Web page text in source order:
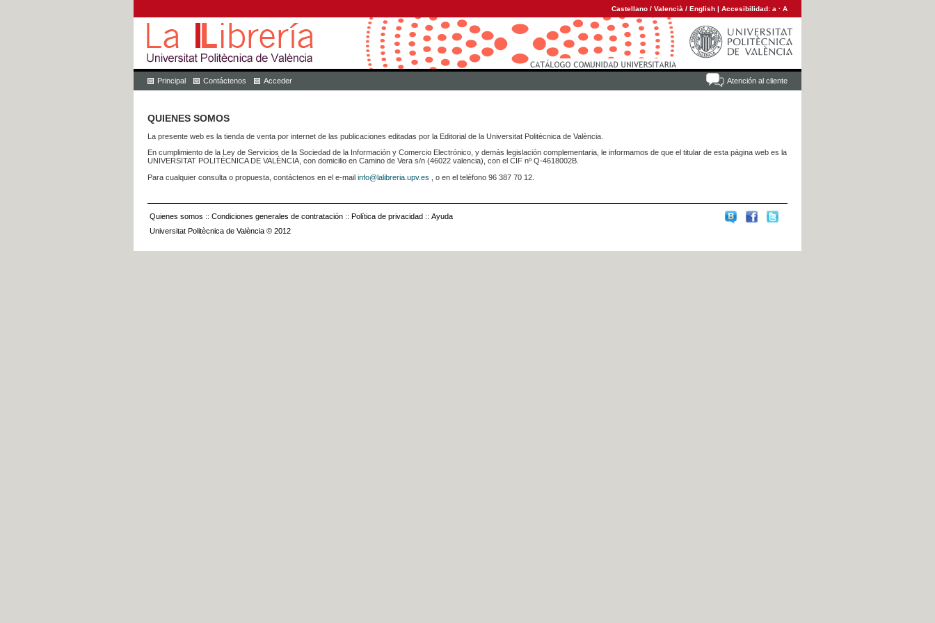
Castellano / Valencià / English | Accesibilidad: a · A
Atención al cliente
Principal Contáctenos Acceder
QUIENES SOMOS
La presente web es la tienda de venta por internet de las publicaciones editadas por la Editorial de la Universitat Politècnica de València.
En cumplimiento de la Ley de Servicios de la Sociedad de la Información y Comercio Electrónico, y demás legislación complementaria, le informamos de que el titular de esta página web es la
UNIVERSITAT POLITÈCNICA DE VALÈNCIA, con domicilio en Camino de Vera s/n (46022 valencia), con el CIF nº Q-4618002B.
Para cualquier consulta o propuesta, contáctenos en el e-mail info@lalibreria.upv.es , o en el teléfono 96 387 70 12.
Quienes somos :: Condiciones generales de contratación :: Política de privacidad :: Ayuda
Universitat Politècnica de València © 2012